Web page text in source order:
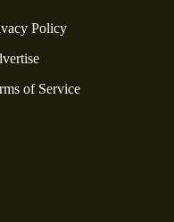
Policy
of Service